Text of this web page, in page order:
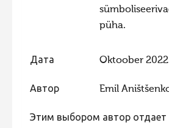
püha.
Дата Oktoober 2022
Автор Emil
Этим выбором автор